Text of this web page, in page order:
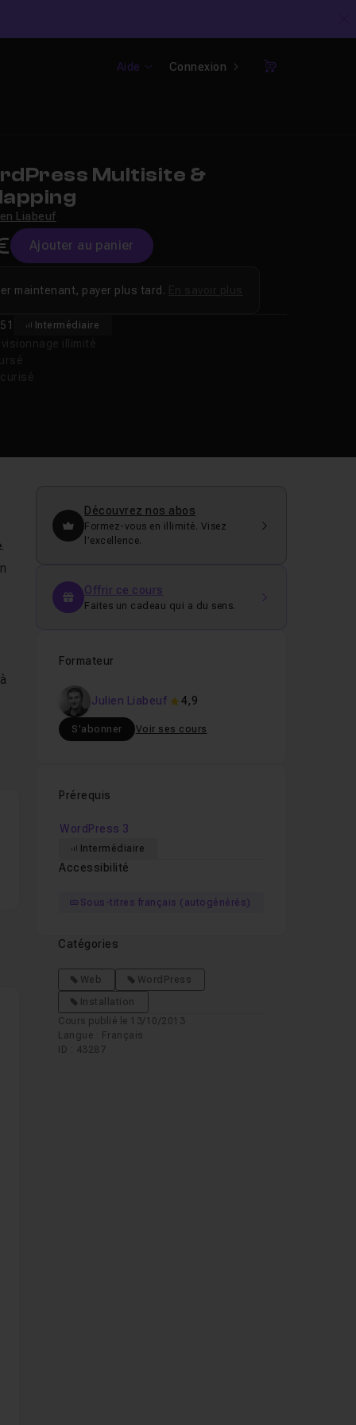
Aide Connexion
Panier
Multisite &
Liabeuf
Ajouter au panier
Intermédiaire
maintenant, payer plus tard.
.
Découvrez nos abos
Formez-vous en illimité. Visez
l’excellence.
Offrir ce cours
Faites un cadeau qui a du sens.
Formateur
Julien Liabeuf 4,9
S'abonner Voir ses cours
Prérequis
WordPress 3
Intermédiaire
Accessibilité
Sous-titres français (autogénérés)
Catégories
Web
WordPress
Installation
Cours publié le 13/10/2013
Langue : Français
ID : 43287